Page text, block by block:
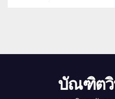
บัณฑิตวิ